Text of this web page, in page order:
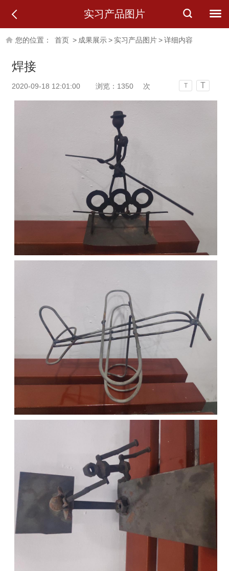
实习产品图片
您的位置： 首页 > 成果展示> 实习产品图片>详细内容
焊接
2020-09-18 12:01:00 浏览： 1350 次 T T